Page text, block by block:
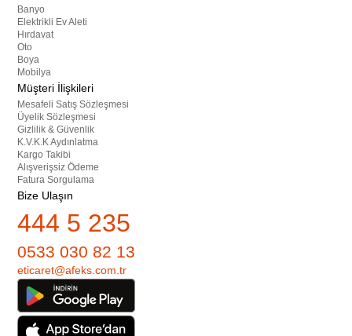
Banyo
Elektrikli Ev Aleti
Hırdavat
Oto
Boya
Mobilya
Müşteri İlişkileri
Mesafeli Satış Sözleşmesi
Üyelik Sözleşmesi
Gizlilik & Güvenlik
K.V.K.K Aydınlatma
Kargo Takibi
Alışverişsiz Ödeme
Fatura Sorgulama
Bize Ulaşın
444 5 235
0533 030 82 13
eticaret@afeks.com.tr